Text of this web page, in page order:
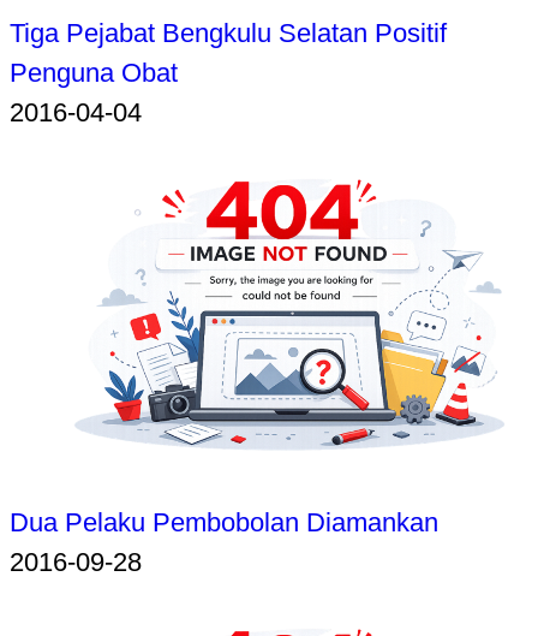
Tiga Pejabat Bengkulu Selatan Positif
Penguna Obat
2016-04-04
Dua Pelaku Pembobolan Diamankan
2016-09-28